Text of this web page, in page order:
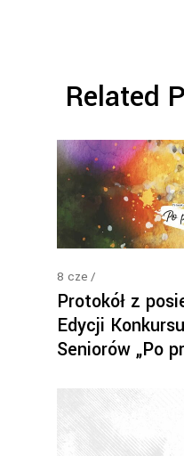
Related
8 cze
Protokół z
Edycji
Seniorów „Po